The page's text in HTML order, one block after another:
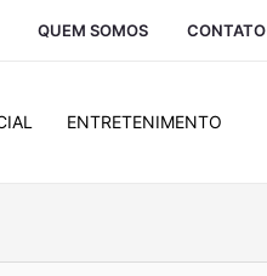
QUEM SOMOS CONTATO
ENTRETENIMENTO